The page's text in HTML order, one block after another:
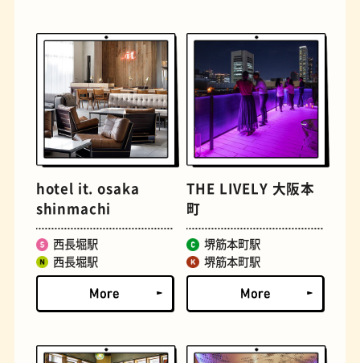
おいもスイーツ
hotel it. osaka
shinmachi
西長堀駅
西長堀駅
THE LIVELY 大阪本
町
堺筋本町駅
堺筋本町駅